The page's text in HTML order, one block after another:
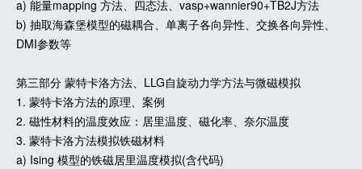
a) 能量mapping 方法、四态法、vasp+wannier90+TB2J方法
b) 抽取海森堡模型的磁耦合、单离子各向异性、交换各向异性、
DMI参数等
第三部分 蒙特卡洛方法、LLG自旋动力学方法与微磁模拟
1. 蒙特卡洛方法的原理、案例
2. 磁性材料的温度效应：居里温度、磁化率、奈尔温度
3. 蒙特卡洛方法模拟铁磁材料
a) Ising 模型的铁磁居里温度模拟(含代码)